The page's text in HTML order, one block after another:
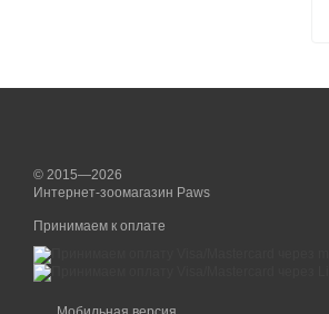
© 2015—2026
Интернет-зоомагазин Paws
Принимаем к оплате